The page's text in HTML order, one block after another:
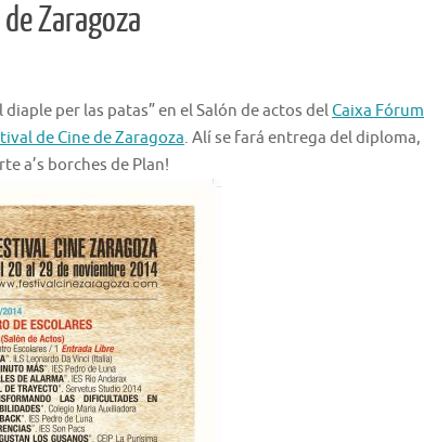
Zaragoza
per las patas” en el Salón de actos delCaixa Fórum
de Cine de Zaragoza. Alí se fará entrega del diploma,
a’s borches de Plan!